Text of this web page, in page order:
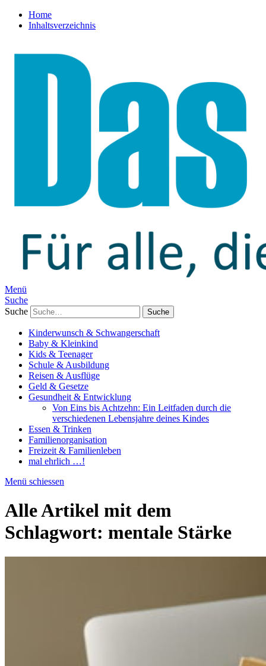
Home
Inhaltsverzeichnis
Menü
Suche
Suche
Kinderwunsch & Schwangerschaft
Baby & Kleinkind
Kids & Teenager
Schule & Ausbildung
Reisen & Ausflüge
Geld & Gesetze
Gesundheit & Entwicklung
Von Eins bis Achtzehn: Ein Leitfaden durch die
verschiedenen Lebensjahre deines Kindes
Essen & Trinken
Familienorganisation
Freizeit & Familienleben
mal ehrlich …!
Menü schiessen
Alle Artikel mit dem
Schlagwort: mentale Stärke